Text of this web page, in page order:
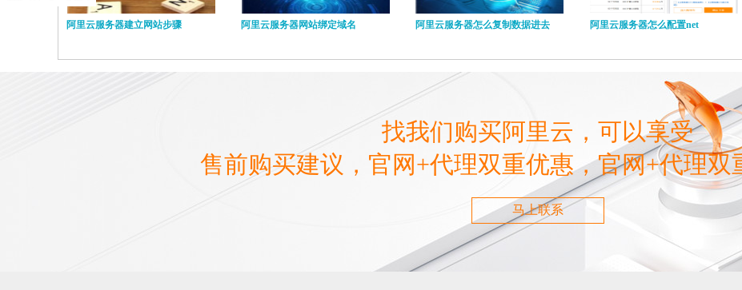
阿里云服务器建立网站步骤 阿里云服务器网站绑定域名 阿里云服务器怎么复制数据进去 阿里云服务器怎么配置net
找我们购买阿里云，可以享受
售前购买建议，官网+代理双重优惠，官网+代理双
马上联系